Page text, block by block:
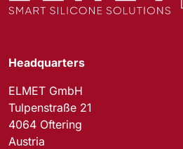
Headquarters
ELMET GmbH
Tulpenstraße 21
4064 Oftering
Austria